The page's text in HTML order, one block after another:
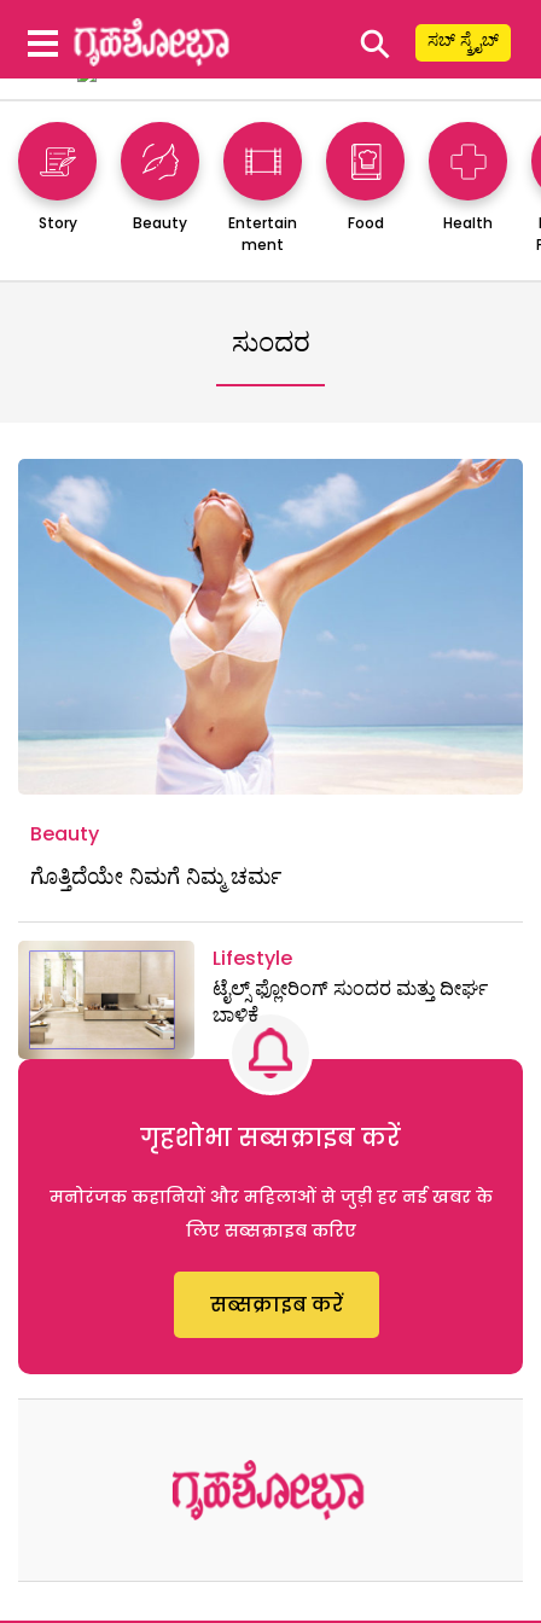
⚲ ಸಬ್ ಸ್ಕ್ರೈಬ್
Story Beauty
Entertain
ment
Food Health
ಸುಂದರ
Beauty
ಗೊತ್ತಿದೆಯೇ ನಿಮಗೆ ನಿಮ್ಮ ಚರ್ಮ
Lifestyle
ಟೈಲ್ಸ್ ಫ್ಲೋರಿಂಗ್‌ ಸುಂದರ ಮತ್ತು ದೀರ್ಘ
ಬಾಳಿಕೆ
गृहशोभा सब्सक्राइब करें
मनोरंजक कहानियों और महिलाओं से जुड़ी हर नई खबर के
लिए सब्सक्राइब करिए
सब्सक्राइब करें